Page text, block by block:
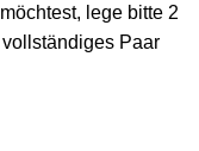
lege bitte 2
Paar